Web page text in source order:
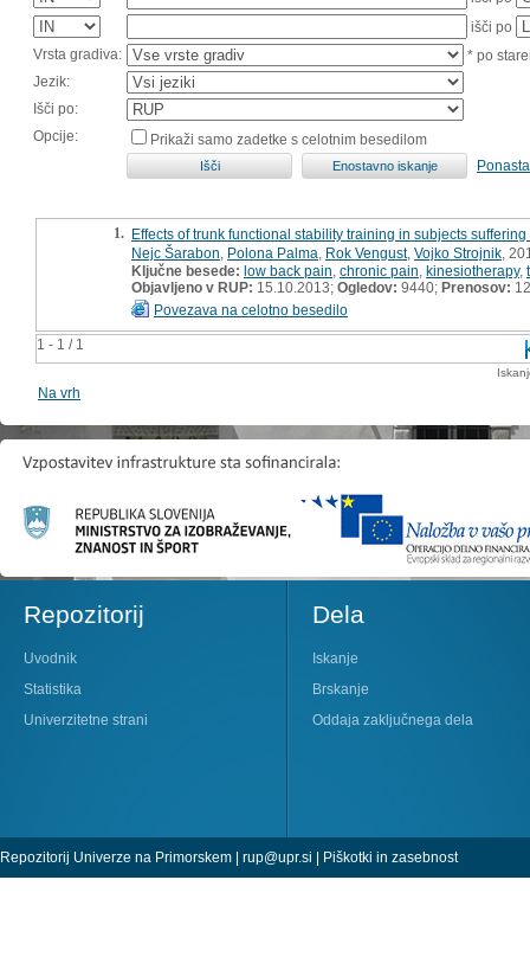
išči po
Vrsta gradiva:
* po
Jezik:
Išči po:
Opcije:
Prikaži samo zadetke s celotnim besedilom
1 - 1 / 1
1. Effects of trunk functional stability training in subjects
Nejc Šarabon Polona Palma Rok Vengust, Vojko Strojnik ,
Ključne besede: low back pain chronic pain kinesiotherapy,
Objavljeno v RUP: 15.10.2013; Ogledov: 9440; Prenosov:
Povezava na celotno besedilo
Na vrh
Repozitorij
Uvodnik
Statistika
Univerzitetne strani
Dela
Iskanje
Brskanje
Oddaja zaključnega dela
Repozitorij Univerze na Primorskem | rup@upr.si | Piškotki in zasebnost